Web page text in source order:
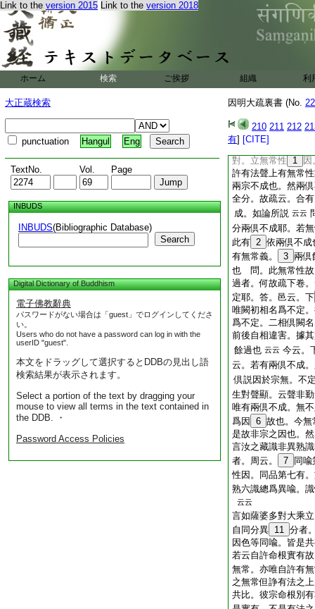
Link to the version 2015 Link to the version 2018
ホーム 検索 ご挨拶 組織 利
大正蔵検索
punctuation Hangul Eng
TextNo. Vol. Page
INBUDS
INBUDS(Bibliographic Database)
Search
Digital Dictionary of Buddhism
電子佛教辭典
パスワードがない場合は「guest」でログインしてくださ
い。
Users who do not have a password can log in with the
userID "guest".
本文をドラッグして選択するとDDBの見出し語
検索結果が表示されます。
Select a portion of the text by dragging your
mouse to view all terms in the text contained in
the DDB. ・
Password Access Policies
因明大疏裏書 (No.
210 211 212
有] [CITE]
可得有於一聲宗之
道理必不容有故。
言若勝論立我 加 實
許徳依故 因 如時方
不爲有法。備説仁
言此因雖是兩倶全
此無常性因望立敵
而今且取不定過也
對。立無常性
1
許有法聲上有無常
兩宗不成也。然兩
全分。故疏云。合
成。如論所説 云云
分兩倶不成耶。若
此有 2 依兩倶不成
有無常義。
3 兩倶
也 問。此無常性故
過者。何故疏下卷
定耶。答。邑云。下
唯闕初相名爲不定
爲不定。二相倶闕
前後自相違害。據
餘過也 云云 今云。
云。若有兩倶不成
倶説因於宗無。不
生對聲顯。云聲非
唯有兩倶不成。無
爲因
6 故也。今無
是故非宗之因也。
言汝之藏識非異熟
者。周云。
7
同
性因。同品第七有
熟六識總爲異喩。
云云
言如薩婆多對大乘
自同分異 11 分者
因色等同喩。皆是
若云自許命根實有
無常。亦唯自許有
之無常但諍有法之
共比。彼宗命根別